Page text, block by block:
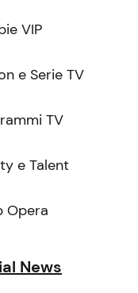
VIP
e Serie TV
TV
e Talent
Opera
News